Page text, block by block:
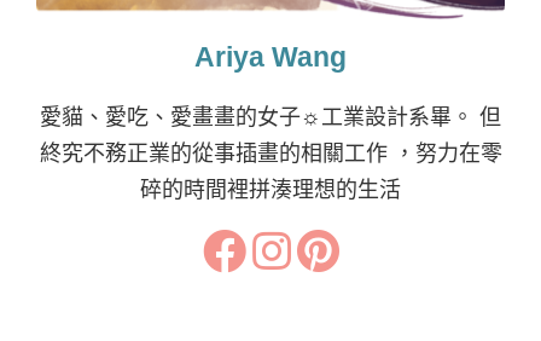
Ariya Wang
愛貓、愛吃、愛畫畫的女子☼工業設計系畢。 但
終究不務正業的從事插畫的相關工作 ，努力在零
碎的時間裡拼湊理想的生活